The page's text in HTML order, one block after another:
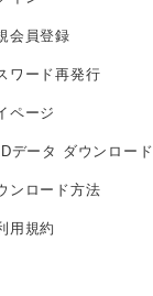
会員登録
ワード再発行
ページ
データ ダウンロード
ンロード方法
用規約